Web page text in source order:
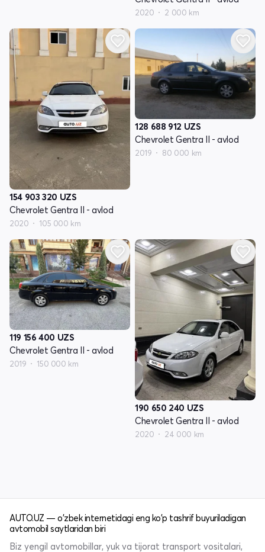
2020 2 000 km
154 903 320 UZS
Chevrolet Gentra II - avlod
2020 105 000 km
128 688 912 UZS
Chevrolet Gentra II - avlod
2019 80 000 km
119 156 400 UZS
Chevrolet Gentra II - avlod
2019 150 000 km
190 650 240 UZS
Chevrolet Gentra II - avlod
2020 24 000 km
AUTO.UZ — o'zbek internetidagi eng ko'p tashrif buyuriladigan
avtomobil saytlaridan biri
Biz yengil avtomobillar, yuk va tijorat transport vositalari,